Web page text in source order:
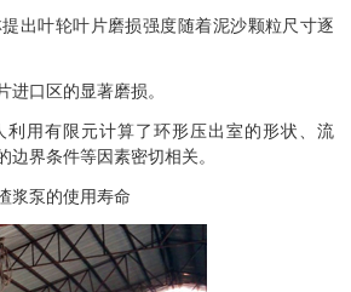
出叶轮叶片磨损强度随着泥沙颗粒尺寸逐
进口区的显著磨损。
利用有限元计算了环形压出室的形状、流
边界条件等因素密切相关。
浆泵的使用寿命